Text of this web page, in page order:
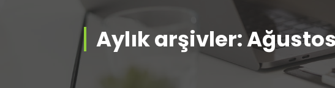
Aylık arşivler: